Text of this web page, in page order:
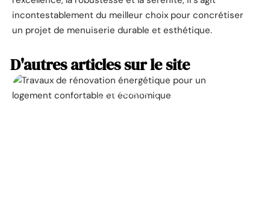
incontestablement du meilleur choix pour concrétiser
un projet de menuiserie durable et esthétique.
D'autres articles sur le site
ACTUALITÉ